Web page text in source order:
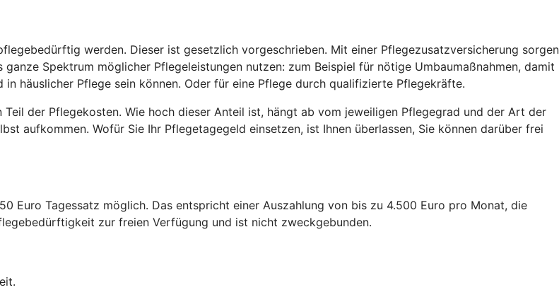
werden. Dieser ist gesetzlich vorgeschrieben. Mit einer Pflegezusatzversicherung sorgen
Spektrum möglicher Pflegeleistungen nutzen: zum Beispiel für nötige Umbaumaßnahmen, damit
häuslicher Pflege sein können. Oder für eine Pflege durch qualifizierte Pflegekräfte.
der Pflegekosten. Wie hoch dieser Anteil ist, hängt ab vom jeweiligen Pflegegrad und der Art der
aufkommen. Wofür Sie Ihr Pflegetagegeld einsetzen, ist Ihnen überlassen, Sie können darüber frei
Euro Tagessatz möglich. Das entspricht einer Auszahlung von bis zu 4.500 Euro pro Monat, die
zur freien Verfügung und ist nicht zweckgebunden.